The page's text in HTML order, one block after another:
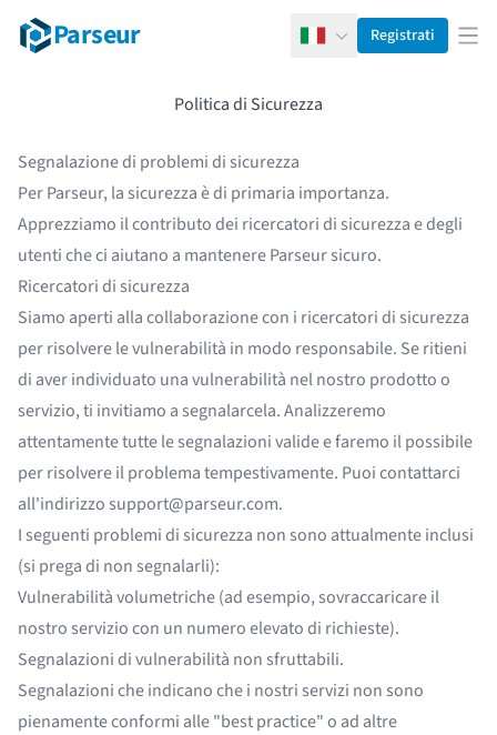
Parseur ItalianoRegistrati
Politica di Sicurezza
Segnalazione di problemi di sicurezza
Per Parseur, la sicurezza è di primaria importanza.
Apprezziamo il contributo dei ricercatori di sicurezza e degli
utenti che ci aiutano a mantenere Parseur sicuro.
Ricercatori di sicurezza
Siamo aperti alla collaborazione con i ricercatori di sicurezza
per risolvere le vulnerabilità in modo responsabile. Se ritieni
di aver individuato una vulnerabilità nel nostro prodotto o
servizio, ti invitiamo a segnalarcela. Analizzeremo
attentamente tutte le segnalazioni valide e faremo il possibile
per risolvere il problema tempestivamente. Puoi contattarci
all'indirizzo support@parseur.com.
I seguenti problemi di sicurezza non sono attualmente inclusi
(si prega di non segnalarli):
Vulnerabilità volumetriche (ad esempio, sovraccaricare il
nostro servizio con un numero elevato di richieste).
Segnalazioni di vulnerabilità non sfruttabili.
Segnalazioni che indicano che i nostri servizi non sono
pienamente conformi alle "best practice" o ad altre